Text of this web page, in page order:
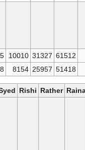
29593
4806
17458
25870
3788
15604
Tantrei
Wain
Others